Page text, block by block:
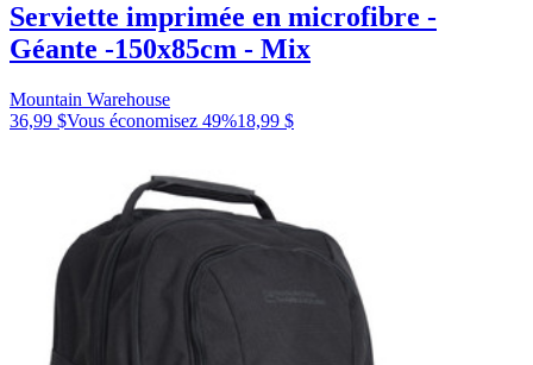
Serviette imprimée en microfibre -
Géante -150x85cm - Mix
Mountain Warehouse
36,99 $Vous économisez 49%18,99 $